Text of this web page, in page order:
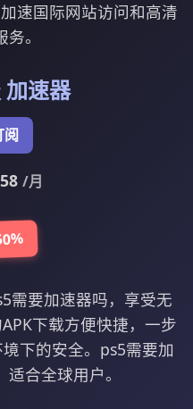
速国际网站访问和高清
。
速器
阅
/月
需要加速器吗，享受无
下载方便快捷，一步
下的安全。ps5需要加
合全球用户。